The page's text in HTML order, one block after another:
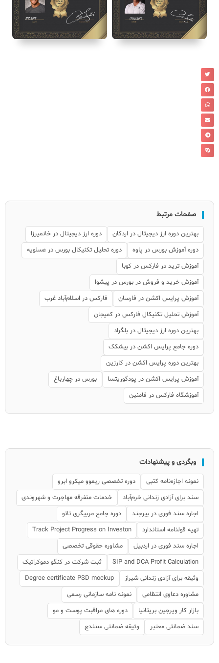
صفحات مرتبط
بهترین دوره ارز دیجیتال در اردکان
دوره ارز دیجیتال در خانمیرزا
دوره آموزش بورس در پاوه
دوره تحلیل تکنیکال بورس در عسلویه
آموزش ترید در فارکس در کوبا
آموزش خرید و فروش در بورس در پیشوا
آموزش پرایس اکشن در فارسان
فارکس در اسلام‌آباد غرب
آموزش تحلیل تکنیکال فارکس در کمیجان
بهترین دوره ارز دیجیتال در بلگراد
دوره جامع پرایس اکشن در بیشکک
بهترین دوره پرایس اکشن در کارزین
آموزش پرایس اکشن در پودگوریتسا
بورس در چهارباغ
آموزشگاه فارکس در فامنین
وبگردی و پیشنهادات
نمونه اجازه‌نامه کتبی
دوره تخصصی ریموو میکرو ابرو
سند برای آزادی زندانی خرم‌آباد
خدمات متفرقه مهاجرت و شهروندی
اجاره سند فوری در بیرجند
دوره جامع مربیگری تاتو
تهیه قولنامه استاندارد
Track Project Progress on Investon
اجاره سند فوری در اردبیل
مشاوره حقوقی تخصصی
SIP and DCA Profit Calculation
ثبت شرکت در کنگو دموکراتیک
وثیقه برای آزادی زندانی شیراز
Degree certificate PSD mockup
مشاوره دعاوی انتظامی
نمونه نامه سازمانی رسمی
بازار کار ویرجین بریتانیا
دوره های مراقبت پوست و مو
سند ضمانتی معتبر
وثیقه ضمانتی سنندج